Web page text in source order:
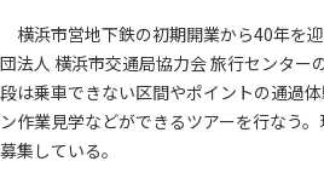
横浜市営地下鉄の初期開業から40年を
団法人 横浜市交通局協力会 旅行センター
段は乗車できない区間やポイントの通過
ン作業見学などができるツアーを行なう
募集している。